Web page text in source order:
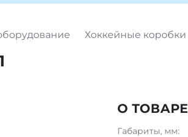
Хоккейные коробки
О ТОВАРЕ
Габариты, мм: